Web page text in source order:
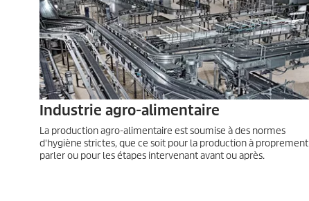
Industrie agro-alimentaire
La production agro-alimentaire est soumise à des normes
d'hygiène strictes, que ce soit pour la production à proprement
parler ou pour les étapes intervenant avant ou après.